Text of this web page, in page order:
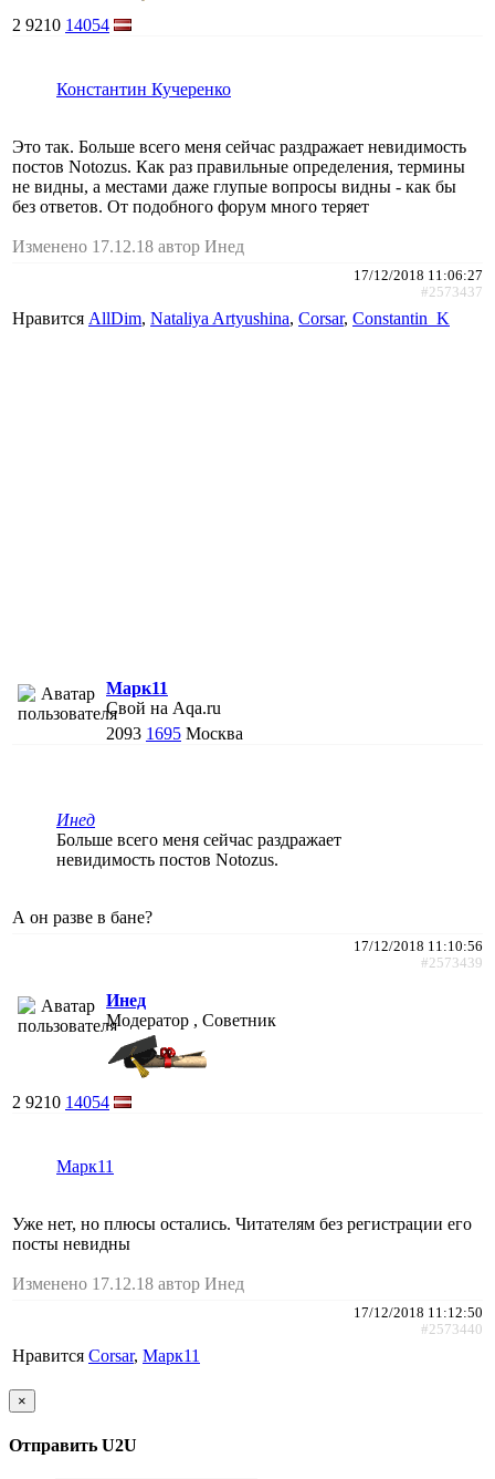
2 9210 14054
Константин Кучеренко
Это так. Больше всего меня сейчас раздражает невидимость
постов Notozus. Как раз правильные определения, термины
не видны, а местами даже глупые вопросы видны - как бы
без ответов. От подобного форум много теряет
Изменено 17.12.18 автор Инед
17/12/2018 11:06:27
#2573437
Нравится AllDim, Nataliya Artyushina, Corsar, Constantin_K
Марк11
Свой на Aqa.ru
2093 1695 Москва
Инед
Больше всего меня сейчас раздражает
невидимость постов Notozus.
А он разве в бане?
17/12/2018 11:10:56
#2573439
Инед
Модератор , Советник
2 9210 14054
Марк11
Уже нет, но плюсы остались. Читателям без регистрации его
посты невидны
Изменено 17.12.18 автор Инед
17/12/2018 11:12:50
#2573440
Нравится Corsar, Марк11
×
Отправить U2U